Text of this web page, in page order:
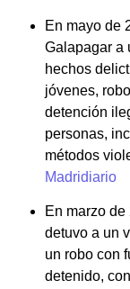
En mayo de
Galapagar a
hechos
jóvenes,
detención
personas,
métodos
Madridiario
En marzo
detuvo a un
un robo con
detenido,